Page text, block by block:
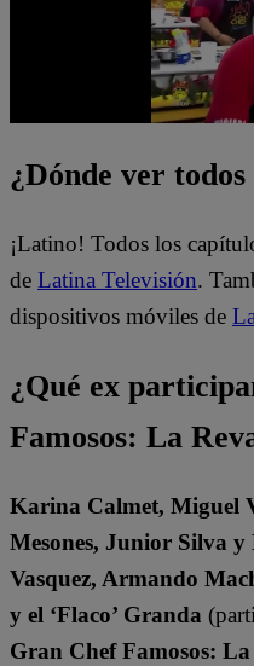
¿Dónde ver
¡Latino! Todos los
de Latina Televisión.
dispositivos móviles de
¿Qué ex
Famosos: La
Karina Calmet, Miguel
Mesones, Junior Silva y
Vasquez, Armando
y el ‘Flaco’ Granda
Gran Chef Famosos: